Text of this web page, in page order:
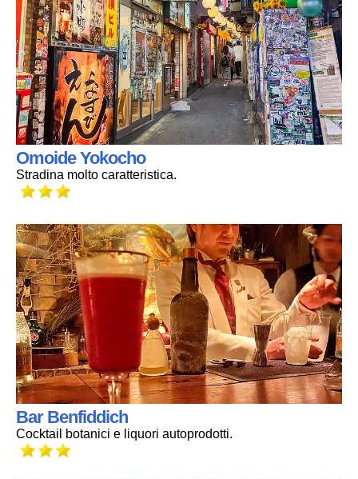
Omoide Yokocho
Stradina molto caratteristica.
Bar Benfiddich
Cocktail botanici e liquori autoprodotti.